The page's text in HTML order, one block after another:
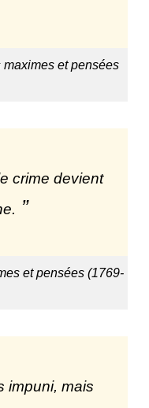
maximes et pensées
crime devient
et pensées (1769-
impuni, mais